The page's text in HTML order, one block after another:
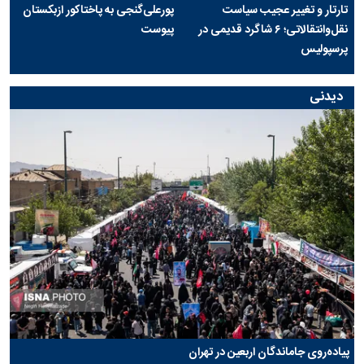
تارتار و تغییر عجیب سیاست
نقل‌وانتقالاتی؛ ۶ شاگرد قدیمی در
پرسپولیس
پورعلی‌گنجی به پاختاکور ازبکستان
پیوست
دیدنی
پیاده‌روی جاماندگان اربعین در تهران